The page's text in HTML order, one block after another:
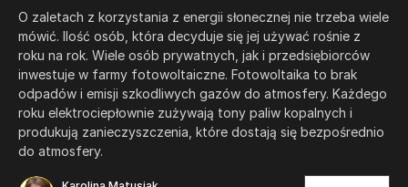
O zaletach z korzystania z energii słonecznej nie trzeba wiele
mówić. Ilość osób, która decyduje się jej używać rośnie z
roku na rok. Wiele osób prywatnych, jak i przedsiębiorców
inwestuje w farmy fotowoltaiczne. Fotowoltaika to brak
odpadów i emisji szkodliwych gazów do atmosfery. Każdego
roku elektrociepłownie zużywają tony paliw kopalnych i
produkują zanieczyszczenia, które dostają się bezpośrednio
do atmosfery.